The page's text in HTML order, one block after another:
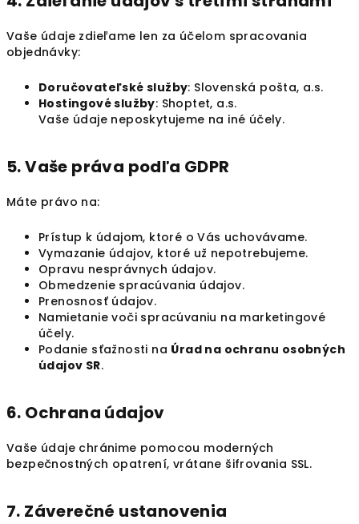
Vaše údaje zdieľame len za účelom spracovania
objednávky:
Doručovateľské služby: Slovenská pošta, a.s.
Hostingové služby: Shoptet, a.s.
Vaše údaje neposkytujeme na iné účely.
5. Vaše práva podľa GDPR
Máte právo na:
Prístup k údajom, ktoré o Vás uchovávame.
Vymazanie údajov, ktoré už nepotrebujeme.
Opravu nesprávnych údajov.
Obmedzenie spracúvania údajov.
Prenosnosť údajov.
Namietanie voči spracúvaniu na marketingové
účely.
Podanie sťažnosti na Úrad na ochranu osobných
údajov SR.
6. Ochrana údajov
Vaše údaje chránime pomocou moderných
bezpečnostných opatrení, vrátane šifrovania SSL.
7. Záverečné ustanovenia